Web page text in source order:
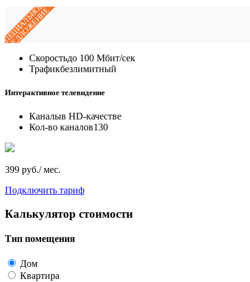
ПРЕДЛОЖЕНИЕ
Скоростьдо 100 Мбит/сек
Трафикбезлимитный
Интерактивное телевидение
Каналыв HD-качестве
Кол-во каналов130
399 руб./ мес.
Подключить тариф
Калькулятор стоимости
Тип помещения
Дом
Квартира